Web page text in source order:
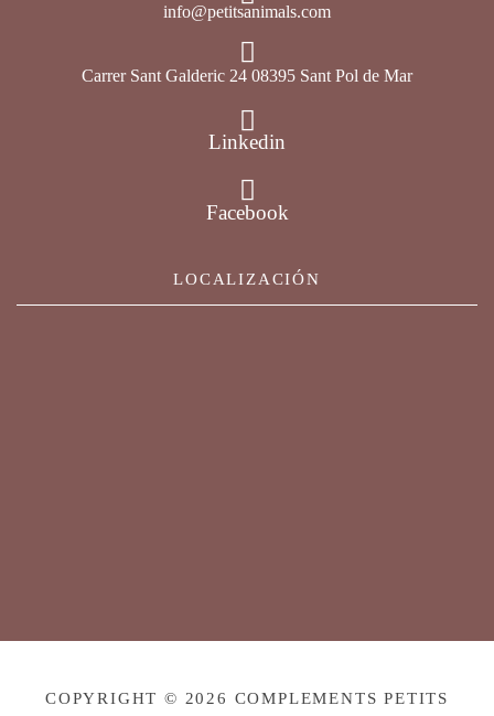
info@petitsanimals.com
Carrer Sant Galderic 24 08395 Sant Pol de Mar
Linkedin
Facebook
LOCALIZACIÓN
COPYRIGHT © 2026 COMPLEMENTS PETITS